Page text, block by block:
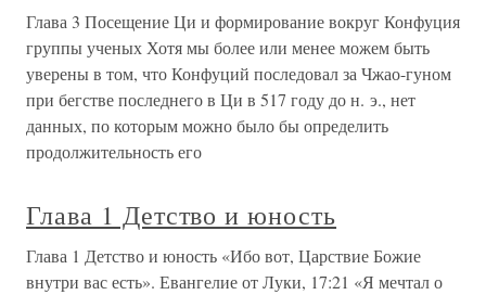
Глава 3 Посещение Ци и формирование вокруг Конфуция
группы ученых Хотя мы более или менее можем быть
уверены в том, что Конфуций последовал за Чжао-гуном
при бегстве последнего в Ци в 517 году до н. э., нет
данных, по которым можно было бы определить
продолжительность его
Глава 1 Детство и юность
Глава 1 Детство и юность «Ибо вот, Царствие Божие
внутри вас есть». Евангелие от Луки, 17:21 «Я мечтал о